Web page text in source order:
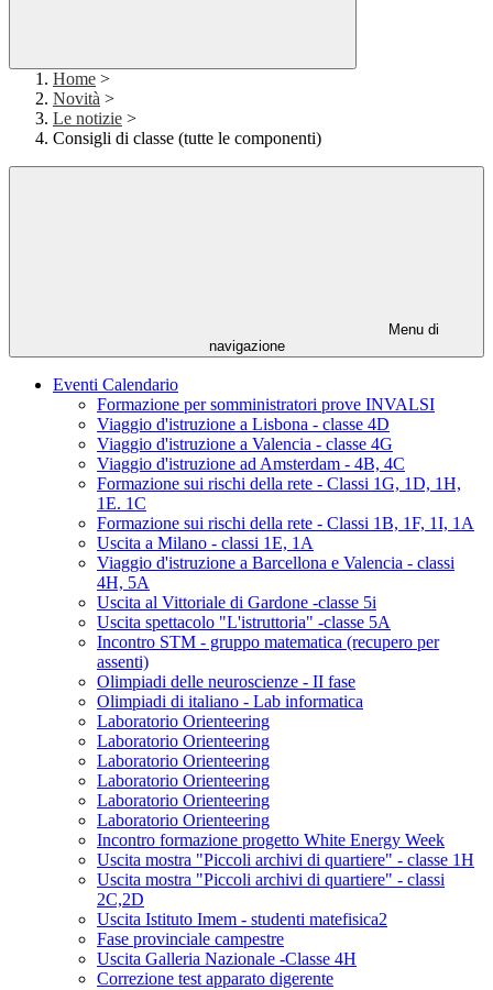
Home >
Novità >
Le notizie >
Consigli di classe (tutte le componenti)
Menu di
navigazione
Eventi Calendario
Formazione per somministratori prove INVALSI
Viaggio d'istruzione a Lisbona - classe 4D
Viaggio d'istruzione a Valencia - classe 4G
Viaggio d'istruzione ad Amsterdam - 4B, 4C
Formazione sui rischi della rete - Classi 1G, 1D, 1H,
1E. 1C
Formazione sui rischi della rete - Classi 1B, 1F, 1I, 1A
Uscita a Milano - classi 1E, 1A
Viaggio d'istruzione a Barcellona e Valencia - classi
4H, 5A
Uscita al Vittoriale di Gardone -classe 5i
Uscita spettacolo "L'istruttoria" -classe 5A
Incontro STM - gruppo matematica (recupero per
assenti)
Olimpiadi delle neuroscienze - II fase
Olimpiadi di italiano - Lab informatica
Laboratorio Orienteering
Laboratorio Orienteering
Laboratorio Orienteering
Laboratorio Orienteering
Laboratorio Orienteering
Laboratorio Orienteering
Incontro formazione progetto White Energy Week
Uscita mostra "Piccoli archivi di quartiere" - classe 1H
Uscita mostra "Piccoli archivi di quartiere" - classi
2C,2D
Uscita Istituto Imem - studenti matefisica2
Fase provinciale campestre
Uscita Galleria Nazionale -Classe 4H
Correzione test apparato digerente